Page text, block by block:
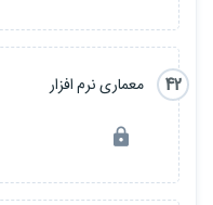
42 معماری نرم افزار